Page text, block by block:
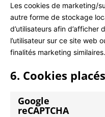
Les cookies de marketing/
autre forme de stockage
d’utilisateurs afin
l’utilisateur sur ce site web
finalités marketing similaires.
6. Cookies placés
Google
reCAPTCHA